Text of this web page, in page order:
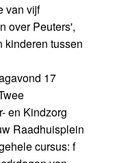
van vijf
over Peuters',
kinderen tussen
17
en Kindzorg
Raadhuisplein
cursus: f